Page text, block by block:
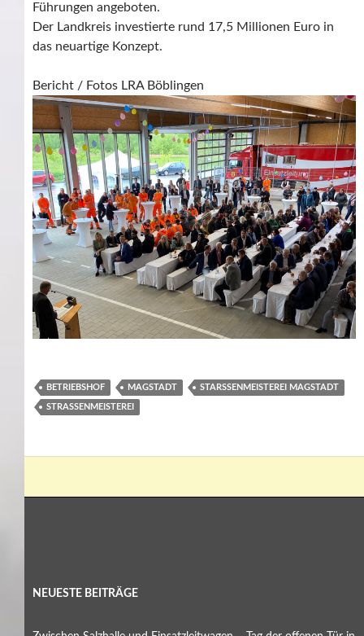
Führungen angeboten.
Der Landkreis investierte rund 17,5 Millionen Euro in
das neuartige Konzept.
Bericht / Fotos LRA Böblingen
BETRIEBSHOF MAGSTADT STARSSENMEISTEREI MAGSTADT
STRASSENMEISTEREI
NEUESTE BEITRÄGE